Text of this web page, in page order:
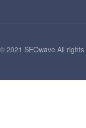
2021 SEOwave All